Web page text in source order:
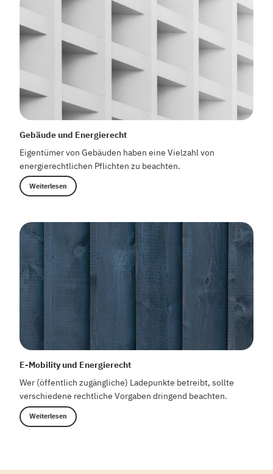
Gebäude und Energierecht
Eigentümer von Gebäuden haben eine Vielzahl von
energierechtlichen Pflichten zu beachten.
Weiterlesen
E-Mobility und Energierecht
Wer (öffentlich zugängliche) Ladepunkte betreibt, sollte
verschiedene rechtliche Vorgaben dringend beachten.
Weiterlesen